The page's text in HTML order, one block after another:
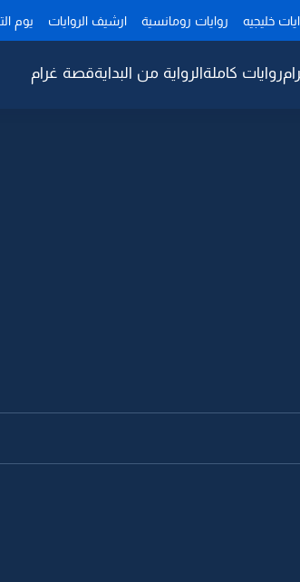
خليجيه روايات رومانسية ارشيف الروايات يوم
روايات كاملةالرواية من البدايةقصة غرام